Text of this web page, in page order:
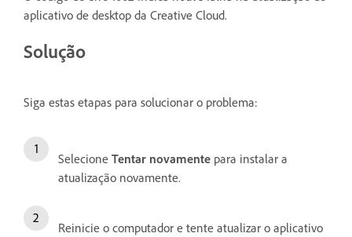
aplicativo de desktop da Creative Cloud.
Solução
Siga estas etapas para solucionar o problema:
Selecione Tentar novamente para instalar a
atualização novamente.
Reinicie o computador e tente atualizar o aplicativo